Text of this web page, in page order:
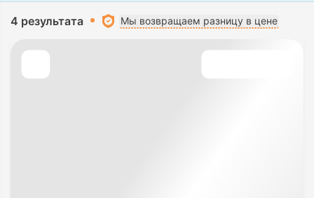
4 результата Мы возвращаем разницу в цене